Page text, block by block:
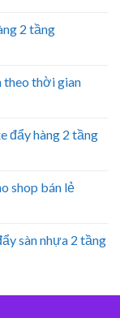
2 tầng
theo thời gian
đẩy hàng 2 tầng
shop bán lẻ
sàn nhựa 2 tầng